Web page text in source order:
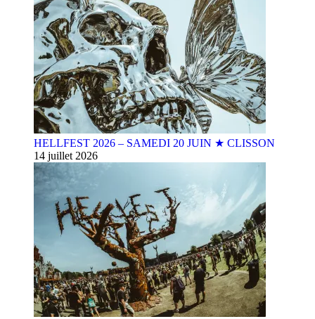
HELLFEST 2026 – SAMEDI 20 JUIN ★ CLISSON
14 juillet 2026